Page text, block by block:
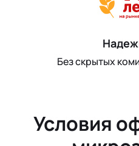
Без скрытых
Условия